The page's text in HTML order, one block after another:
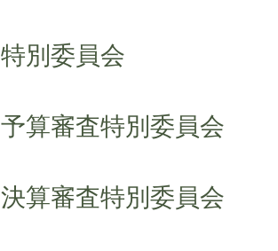
特別委員会
予算審査特別委員会
決算審査特別委員会